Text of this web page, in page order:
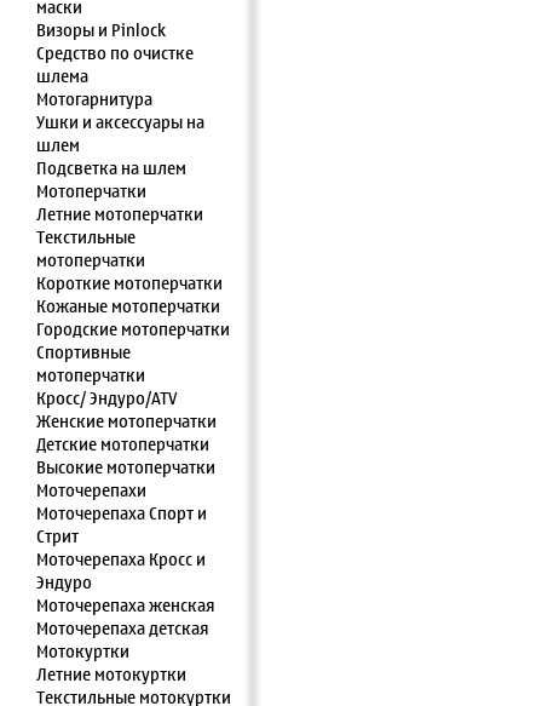
маски
Визоры и Pinlock
Средство по очистке
шлема
Мотогарнитура
Ушки и аксессуары на
шлем
Подсветка на шлем
Мотоперчатки
Летние мотоперчатки
Текстильные
мотоперчатки
Короткие мотоперчатки
Кожаные мотоперчатки
Городские мотоперчатки
Спортивные
мотоперчатки
Кросс/ Эндуро/ATV
Женские мотоперчатки
Детские мотоперчатки
Высокие мотоперчатки
Моточерепахи
Моточерепаха Спорт и
Стрит
Моточерепаха Кросс и
Эндуро
Моточерепаха женская
Моточерепаха детская
Мотокуртки
Летние мотокуртки
Текстильные мотокуртки